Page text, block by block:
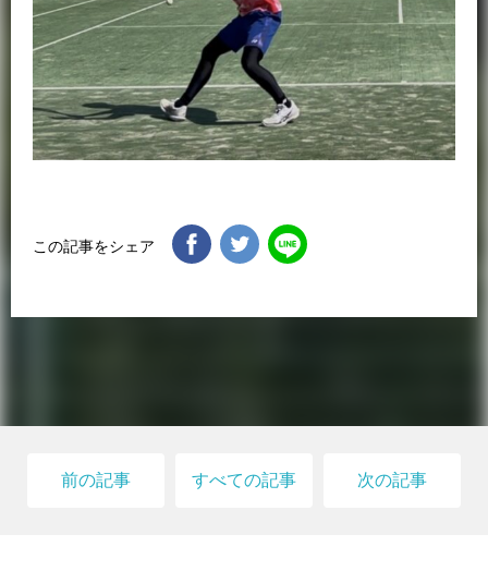
この記事をシェア
前の記事 すべての記事 次の記事